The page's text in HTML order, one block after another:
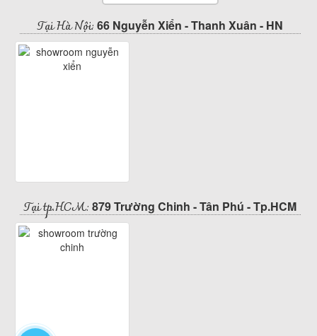
Tại Hà Nội: 66 Nguyễn Xiển - Thanh Xuân - HN
Tại tp.HCM: 879 Trường Chinh - Tân Phú - Tp.HCM